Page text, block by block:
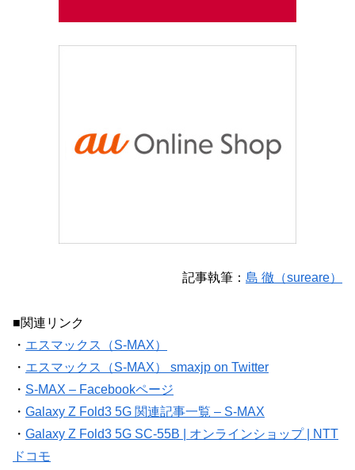
記事執筆： 島 徹（sureare）
■関連リンク
・ エスマックス（S-MAX）
・ エスマックス（S-MAX） smaxjp on Twitter
・ S-MAX – Facebookページ
・ Galaxy Z Fold3 5G 関連記事一覧 – S-MAX
・ Galaxy Z Fold3 5G SC-55B | オンラインショップ | NTT
ドコモ